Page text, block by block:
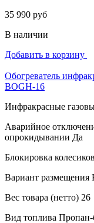
35 990 руб
В наличии
Добавить в корзину
Обогреватель
BOGH-16
Инфракрасные
Аварийное
опрокидывании Да
Блокировка колесиков
Вариант размещения
Вес товара (нетто) 26
Вид топлива Пропан-